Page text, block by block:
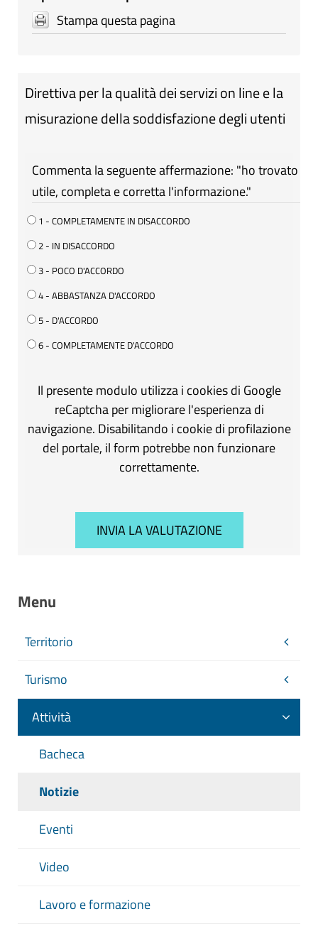
Stampa questa pagina
Direttiva per la qualità dei servizi on line e la
misurazione della soddisfazione degli utenti
Commenta la seguente affermazione: "ho trovato
utile, completa e corretta l'informazione."
1 - COMPLETAMENTE IN DISACCORDO
2 - IN DISACCORDO
3 - POCO D'ACCORDO
4 - ABBASTANZA D'ACCORDO
5 - D'ACCORDO
6 - COMPLETAMENTE D'ACCORDO
Il presente modulo utilizza i cookies di Google
reCaptcha per migliorare l'esperienza di
navigazione. Disabilitando i cookie di profilazione
del portale, il form potrebbe non funzionare
correttamente.
Menu
Territorio
Turismo
Attività
Bacheca
Notizie
Eventi
Video
Lavoro e formazione